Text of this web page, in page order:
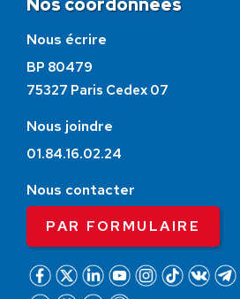
Nous écrire
BP 80479
75327 Paris Cedex 07
Nous joindre
01.84.16.02.24
Nous contacter
PAR FORMULAIRE